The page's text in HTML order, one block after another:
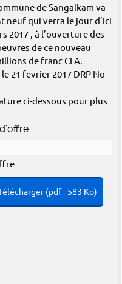
de Sangalkam va
neuf qui verra le jour d’ici
2017 , à l’ouverture des
de ce nouveau
de franc CFA.
21 fevrier 2017 DRP No
ci-dessous pour plus
(pdf - 583 Ko)